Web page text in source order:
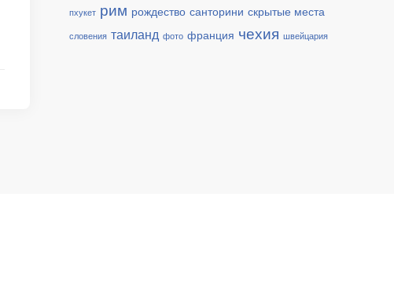
пхукет рим рождество санторини скрытые места
словения таиланд фото франция чехия швейцария